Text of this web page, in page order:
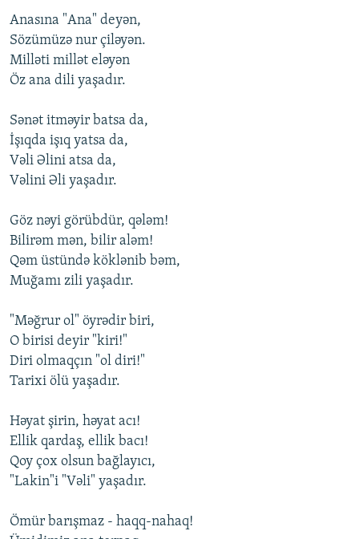
Anasına "Ana" deyən,
Sözümüzə nur çiləyən.
Milləti millət eləyən
Öz ana dili yaşadır.
Sənət itməyir batsa da,
İşıqda işıq yatsa da,
Vəli Əlini atsa da,
Vəlini Əli yaşadır.
Göz nəyi görübdür, qələm!
Bilirəm mən, bilir aləm!
Qəm üstündə köklənib bəm,
Muğamı zili yaşadır.
"Məğrur ol" öyrədir biri,
O birisi deyir "kiri!"
Diri olmaqçın "ol diri!"
Tarixi ölü yaşadır.
Həyat şirin, həyat acı!
Ellik qardaş, ellik bacı!
Qoy çox olsun bağlayıcı,
"Lakin"i "Vəli" yaşadır.
Ömür barışmaz - haqq-nahaq!